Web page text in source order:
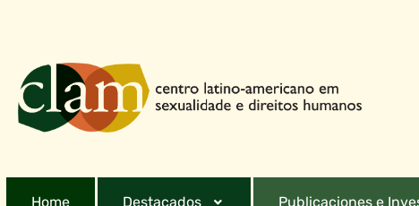
Home Destacados Publicaciones e